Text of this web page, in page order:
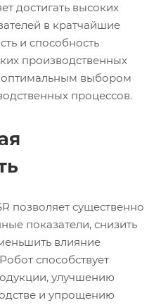
достигать высоких
в кратчайшие
и способность
производственных
оптимальным выбором
процессов.
позволяет существенно
показатели, снизить
влияние
способствует
улучшению
и упрощению